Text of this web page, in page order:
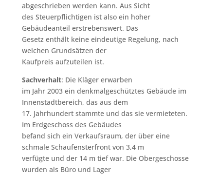
abgeschrieben werden kann. Aus Sicht
des Steuerpflichtigen ist also ein hoher
Gebäudeanteil erstrebenswert. Das
Gesetz enthält keine eindeutige Regelung, nach
welchen Grundsätzen der
Kaufpreis aufzuteilen ist.
Sachverhalt: Die Kläger erwarben
im Jahr 2003 ein denkmalgeschütztes Gebäude im
Innenstadtbereich, das aus dem
17. Jahrhundert stammte und das sie vermieteten.
Im Erdgeschoss des Gebäudes
befand sich ein Verkaufsraum, der über eine
schmale Schaufensterfront von 3,4 m
verfügte und der 14 m tief war. Die Obergeschosse
wurden als Büro und Lager